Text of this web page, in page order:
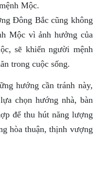
Mộc.
Đông Bắc cũng không
Mộc vì ảnh hưởng của
sẽ khiến người mệnh
trong cuộc sống.
hướng cần tránh này,
chọn hướng nhà, bàn
để thu hút năng lượng
hòa thuận, thịnh vượng